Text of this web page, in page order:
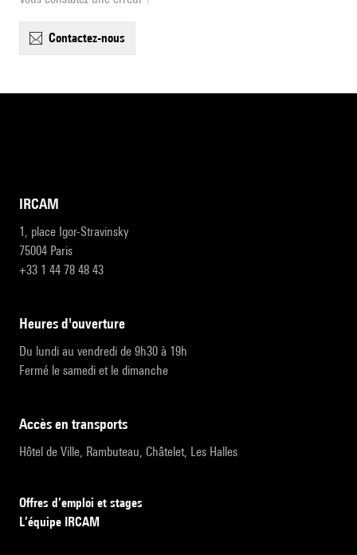
contactez-nous
IRCAM
1, place Igor-Stravinsky
75004 Paris
+33 1 44 78 48 43
heures d'ouverture
Du lundi au vendredi de 9h30 à 19h
Fermé le samedi et le dimanche
accès en transports
Hôtel de Ville, Rambuteau, Châtelet, Les Halles
Offres d’emploi et stages
L’équipe IRCAM